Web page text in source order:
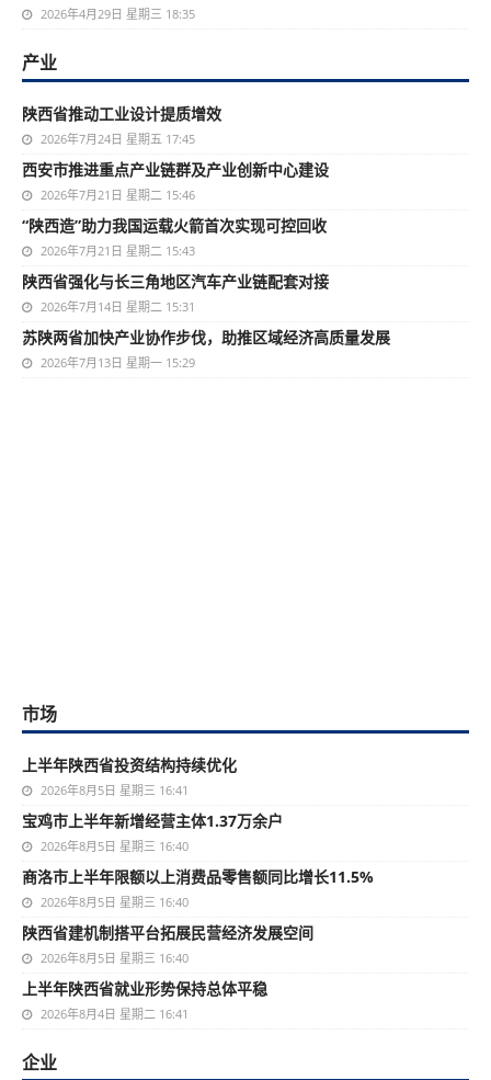
2026年4月29日 星期三 18:35
产业
陕西省推动工业设计提质增效
2026年7月24日 星期五 17:45
西安市推进重点产业链群及产业创新中心建设
2026年7月21日 星期二 15:46
“陕西造”助力我国运载火箭首次实现可控回收
2026年7月21日 星期二 15:43
陕西省强化与长三角地区汽车产业链配套对接
2026年7月14日 星期二 15:31
苏陕两省加快产业协作步伐，助推区域经济高质量发展
2026年7月13日 星期一 15:29
市场
上半年陕西省投资结构持续优化
2026年8月5日 星期三 16:41
宝鸡市上半年新增经营主体1.37万余户
2026年8月5日 星期三 16:40
商洛市上半年限额以上消费品零售额同比增长11.5%
2026年8月5日 星期三 16:40
陕西省建机制搭平台拓展民营经济发展空间
2026年8月5日 星期三 16:40
上半年陕西省就业形势保持总体平稳
2026年8月4日 星期二 16:41
企业